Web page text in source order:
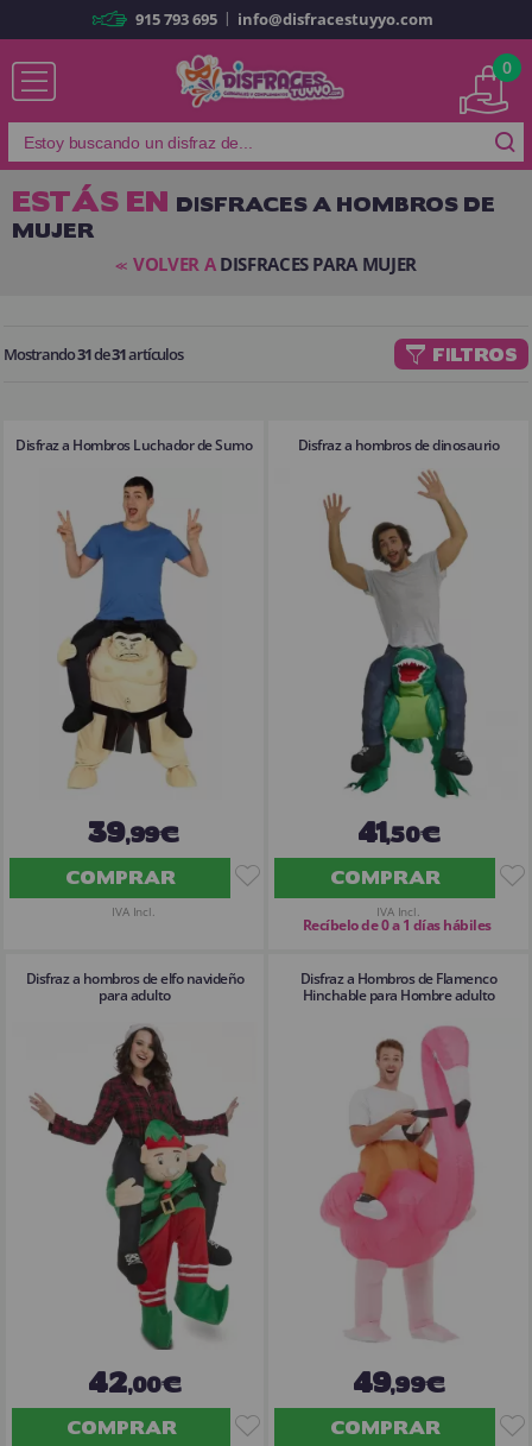
Ya soy cliente
Recordarme
compras rápidamente en nuestra tienda virtual, revisar el estado de tus
pedidos y consultar tus operaciones anteriores.
¡Adelante! Te estabamos esperando.
CREAR CUENTA
915 793 695 | info@disfracestuyyo.com
0
ESTÁS EN DISFRACES A HOMBROS DE
MUJER
<< VOLVER A DISFRACES PARA MUJER
Mostrando31de31artículos FILTROS
Disfraz a Hombros Luchador de Sumo
39,99€
COMPRAR
IVA Incl.
Disfraz a hombros de dinosaurio
41,50€
COMPRAR
IVA Incl.
Recíbelo de 0 a 1 días hábiles
Disfraz a hombros de elfo navideño
para adulto
42,00€
COMPRAR
Disfraz a Hombros de Flamenco
Hinchable para Hombre adulto
49,99€
COMPRAR